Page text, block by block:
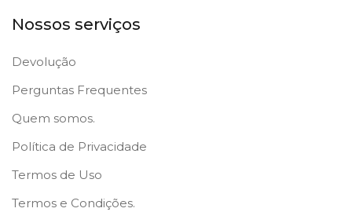
Nossos serviços
Devolução
Perguntas Frequentes
Quem somos.
Política de Privacidade
Termos de Uso
Termos e Condições.